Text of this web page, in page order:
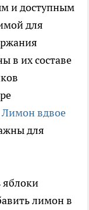
и доступным
для
в их составе
Лимон вдвое
для
яблоки
лимон в